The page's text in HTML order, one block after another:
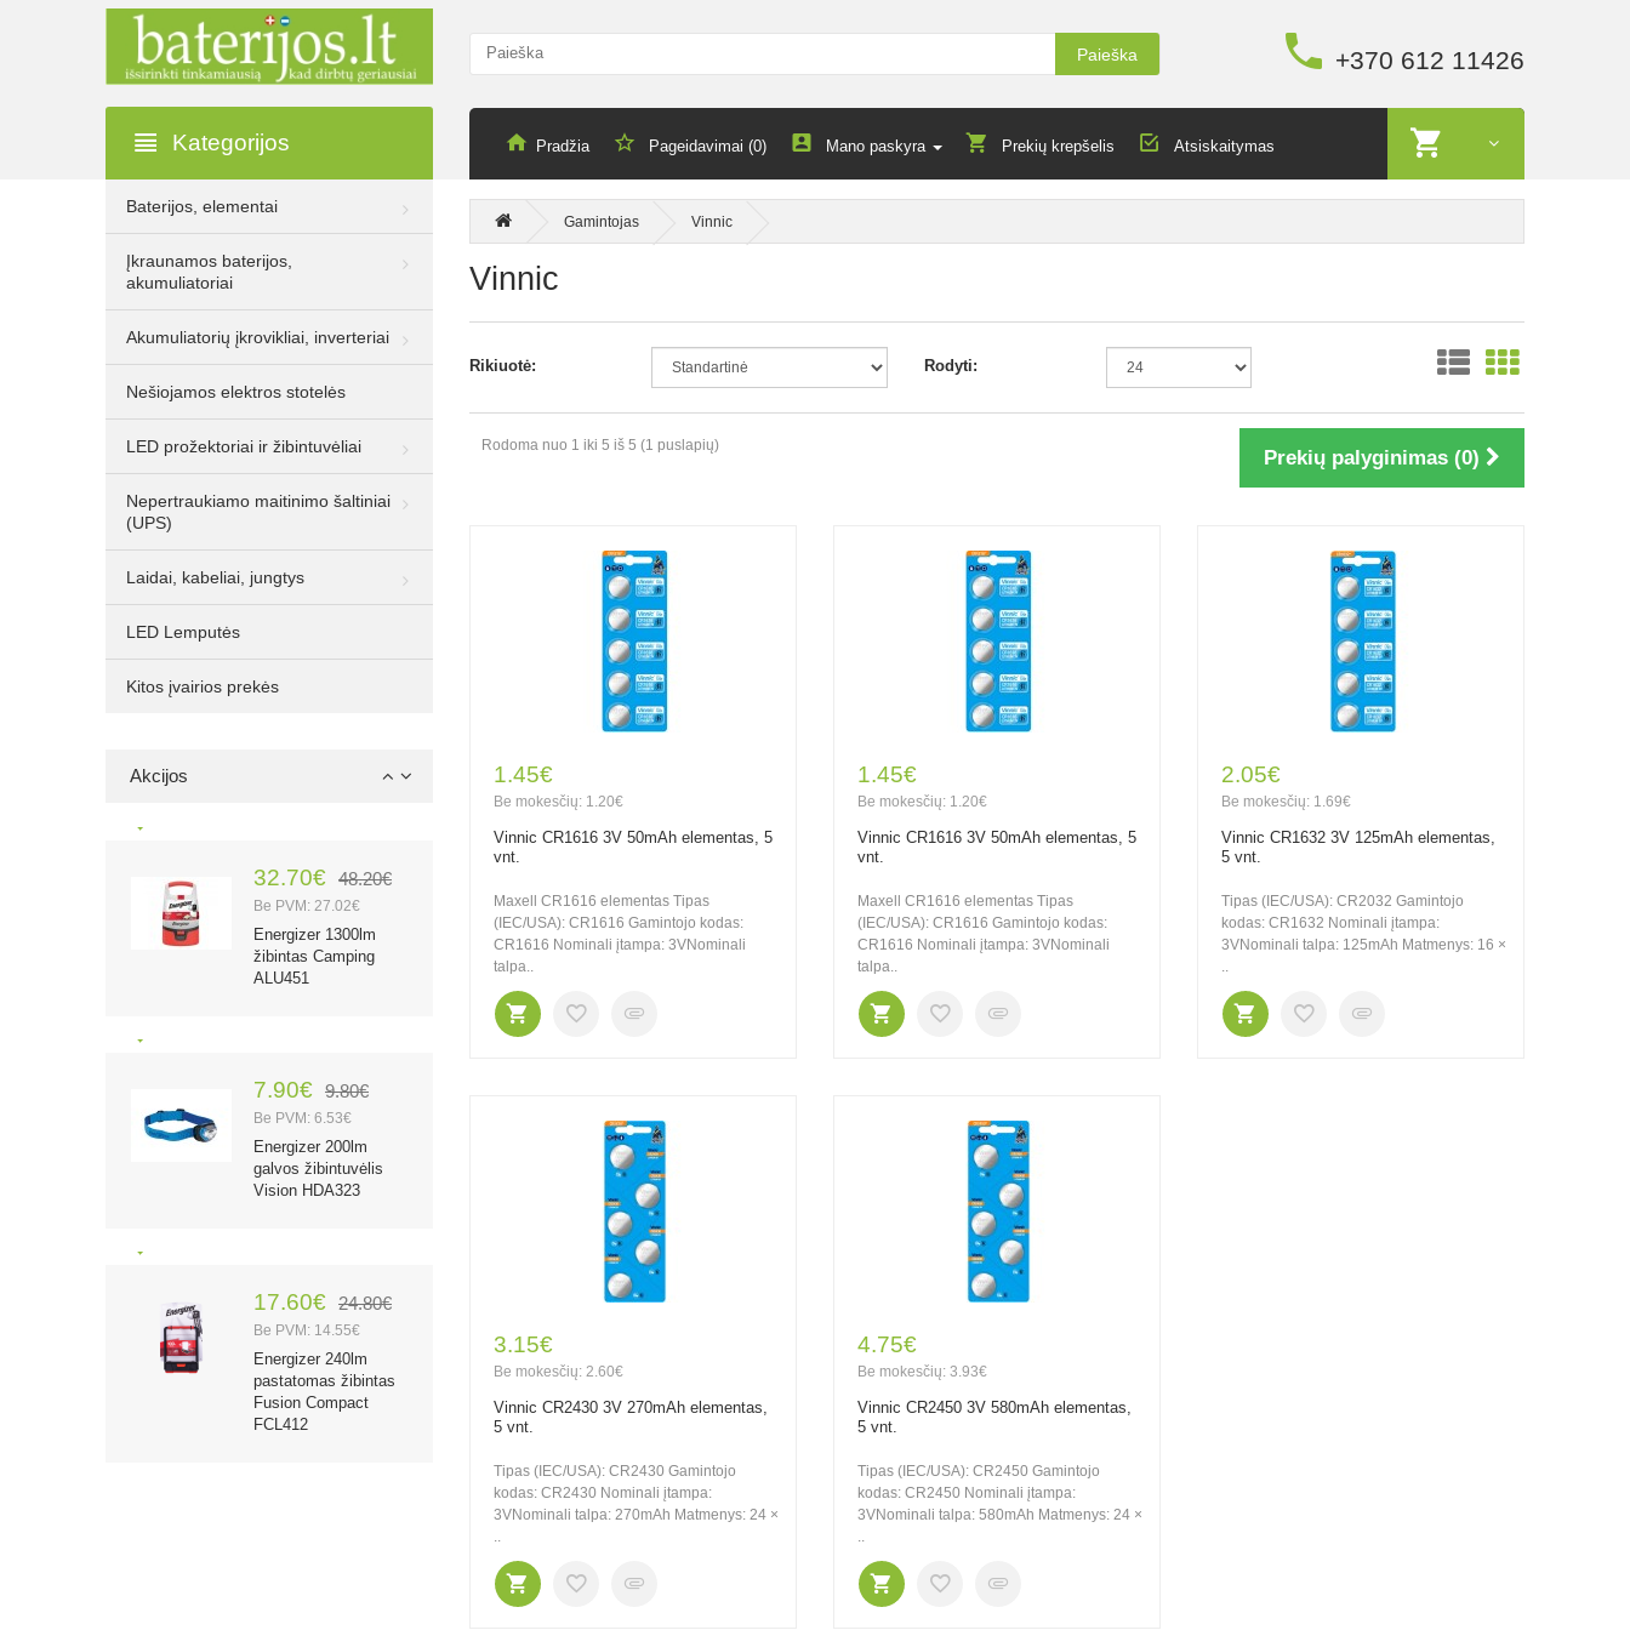
Paieška +370 612 11426
Pradžia Pageidavimai (0) Mano paskyra Prekių krepšelis Atsiskaitymas
Kategorijos
Baterijos, elementai
Įkraunamos baterijos,
akumuliatoriai
Akumuliatorių įkrovikliai, inverteriai
Nešiojamos elektros stotelės
LED prožektoriai ir žibintuvėliai
Nepertraukiamo maitinimo šaltiniai
(UPS)
Laidai, kabeliai, jungtys
LED Lemputės
Kitos įvairios prekės
Akcijos
13.30€
Be PVM: 10.99€
lemputė, 10 vnt.
13.30€ 22.00€
Rocket 8W E27
lemputė, 10 vnt.
1.00€ 2.10€
Be PVM: 0.83€
32.70€ 48.20€
Be PVM: 27.02€
Energizer 1300lm
žibintas Camping
ALU451
7.90€ 9.80€
Be PVM: 6.53€
Energizer 200lm
galvos žibintuvėlis
Vision HDA323
17.60€ 24.80€
Be PVM: 14.55€
Energizer 240lm
pastatomas žibintas
Fusion Compact
FCL412
Gamintojas Vinnic
Vinnic
Rikiuotė: Rodyti:
Rodoma nuo 1 iki 5 iš 5 (1 puslapių)
Prekių palyginimas (0)
1.45€
Be mokesčių: 1.20€
Vinnic CR1616 3V 50mAh elementas, 5
vnt.
Maxell CR1616 elementas Tipas
(IEC/USA): CR1616 Gamintojo kodas:
CR1616 Nominali įtampa: 3VNominali
talpa..
1.45€
Be mokesčių: 1.20€
Vinnic CR1616 3V 50mAh elementas, 5
vnt.
Maxell CR1616 elementas Tipas
(IEC/USA): CR1616 Gamintojo kodas:
CR1616 Nominali įtampa: 3VNominali
talpa..
2.05€
Be mokesčių: 1.69€
Vinnic CR1632 3V 125mAh elementas,
5 vnt.
Tipas (IEC/USA): CR2032 Gamintojo
kodas: CR1632 Nominali įtampa:
3VNominali talpa: 125mAh Matmenys: 16 ×
..
3.15€
Be mokesčių: 2.60€
Vinnic CR2430 3V 270mAh elementas,
5 vnt.
Tipas (IEC/USA): CR2430 Gamintojo
kodas: CR2430 Nominali įtampa:
3VNominali talpa: 270mAh Matmenys: 24 ×
..
4.75€
Be mokesčių: 3.93€
Vinnic CR2450 3V 580mAh elementas,
5 vnt.
Tipas (IEC/USA): CR2450 Gamintojo
kodas: CR2450 Nominali įtampa:
3VNominali talpa: 580mAh Matmenys: 24 ×
..